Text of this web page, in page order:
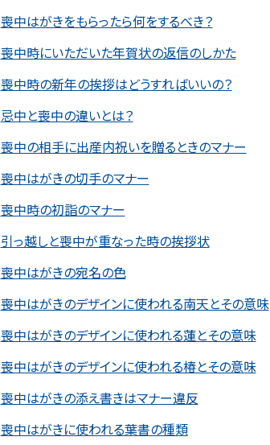
喪中はがきをもらったら何をするべき？
喪中時にいただいた年賀状の返信のしかた
喪中時の新年の挨拶はどうすればいいの？
忌中と喪中の違いとは？
喪中の相手に出産内祝いを贈るときのマナー
喪中はがきの切手のマナー
喪中時の初詣のマナー
引っ越しと喪中が重なった時の挨拶状
喪中はがきの宛名の色
喪中はがきのデザインに使われる南天とその意味
喪中はがきのデザインに使われる蓮とその意味
喪中はがきのデザインに使われる椿とその意味
喪中はがきの添え書きはマナー違反
喪中はがきに使われる葉書の種類